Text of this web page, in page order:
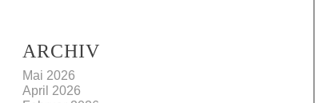
ARCHIV
Mai 2026
April 2026